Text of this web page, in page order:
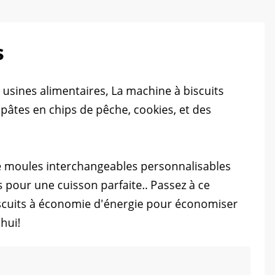
alimentaires, La machine à biscuits
en chips de pêche, cookies, et des
interchangeables personnalisables
une cuisson parfaite.. Passez à ce
à économie d'énergie pour économiser